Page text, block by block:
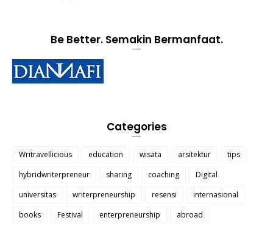
Be Better. Semakin Bermanfaat.
Categories
Writravellicious education wisata arsitektur
tips
hybridwriterpreneur
sharing coaching
Digital
universitas
writerpreneurship resensi
internasional
books
Festival enterpreneurship
abroad